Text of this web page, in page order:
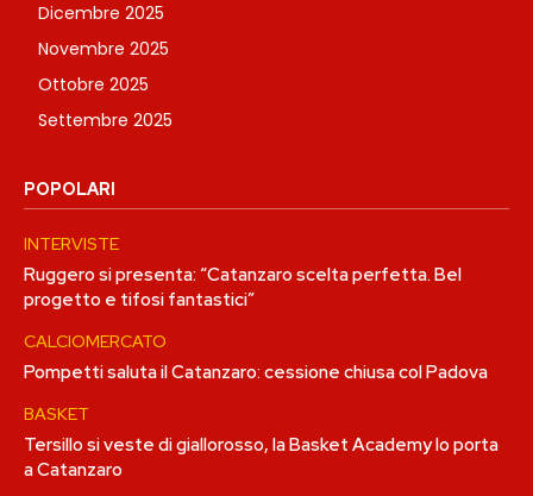
Dicembre 2025
Novembre 2025
Ottobre 2025
Settembre 2025
POPOLARI
INTERVISTE
Ruggero si presenta: “Catanzaro scelta perfetta. Bel
progetto e tifosi fantastici”
CALCIOMERCATO
Pompetti saluta il Catanzaro: cessione chiusa col Padova
BASKET
Tersillo si veste di giallorosso, la Basket Academy lo porta
a Catanzaro